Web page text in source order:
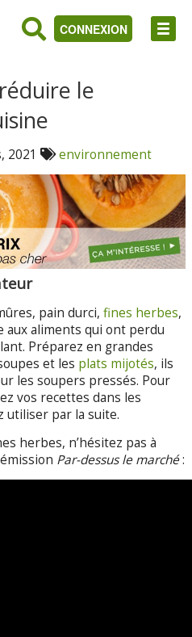
CONNEXION
le
2021 environnement
pain durci, fines herbes,
aux aliments qui ont perdu
Préparez en grandes
et les plats mijotés, ils
les soupers pressés. Pour
vos recettes dans les
utiliser par la suite.
herbes, n’hésitez pas à
Par-dessus le marché: